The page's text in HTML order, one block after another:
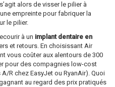
alors de visser le pilier à
empreinte pour fabriquer la
le pilier.
à un implant dentaire en
et retours. En choisissant Air
vous coûter aux alentours de 300
pour des compagnies low-cost
R chez EasyJet ou RyanAir). Quoi
au regard des prix pratiqués